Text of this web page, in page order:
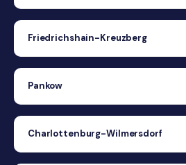
Friedrichshain-Kreuzberg
Pankow
Charlottenburg-Wilmersdorf